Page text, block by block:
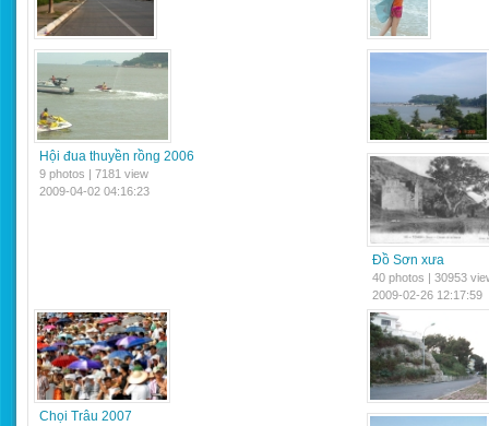
Hội đua thuyền rồng 2006
9 photos | 7181 view
2009-04-02 04:16:23
Đồ Sơn xưa
40 photos | 30953
2009-02-26 12:17:59
Chọi Trâu 2007